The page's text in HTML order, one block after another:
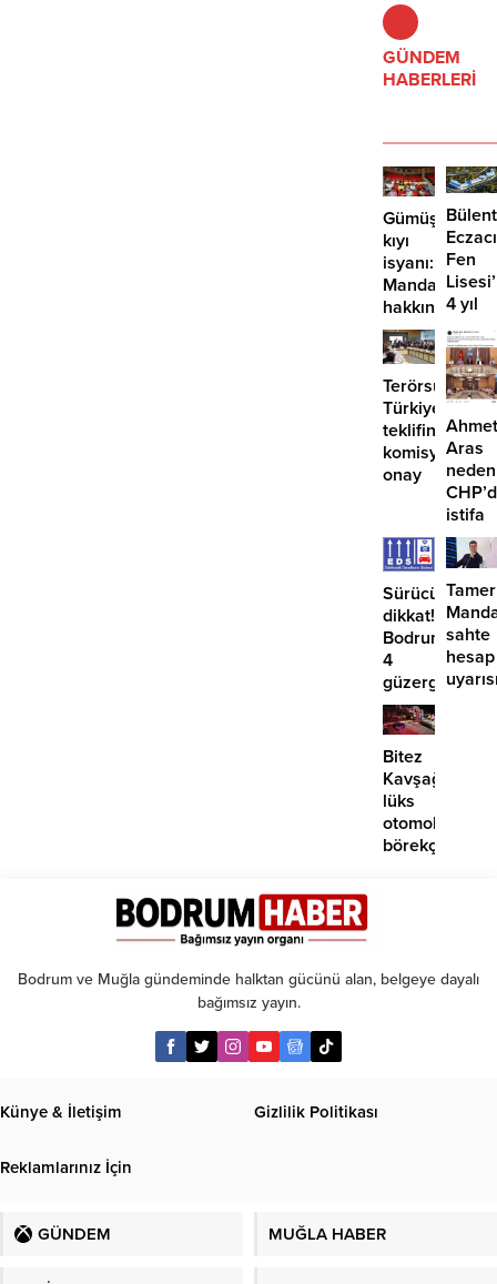
GÜNDEM
HABERLERİ
Gümüşlük’te
kıyı
isyanı:
Mandalinci
hakkında
suç
duyurusu
Bülent
Fen
4 yıl
geçti,
hâlâ
proje
Terörsüz
Türkiye
teklifine
komisyondan
onay
Ahmet
Aras
neden
istifa
Sürücüler
dikkat!
Bodrum’da
4
güzergahta
EDS
başlıyor
Tamer
sahte
hesap
Bitez
Kavşağı’nda
lüks
otomobil
börekçiye
Bodrum ve Muğla gündeminde halktan gücünü alan, belgeye dayalı
bağımsız yayın.
Künye & İletişim Gizlilik Politikası
Reklamlarınız İçin
GÜNDEM MUĞLA HABER